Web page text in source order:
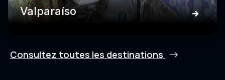
Valparaíso
Consultez toutes les destinations